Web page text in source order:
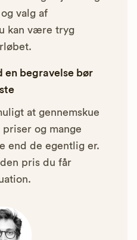
valg af
kan være tryg
en begravelse bør
at gennemskue
og mange
end de egentlig er.
pris du får